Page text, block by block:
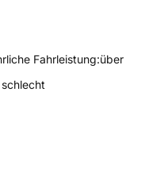
Fahrleistung:über